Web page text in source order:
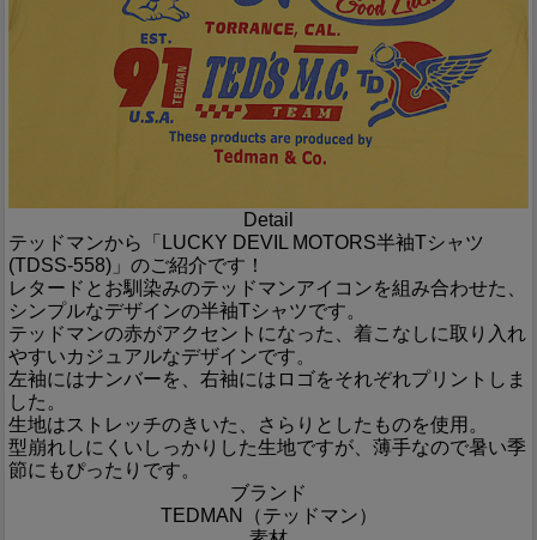
Detail
テッドマンから「LUCKY DEVIL MOTORS半袖Tシャツ
(TDSS-558)」のご紹介です！
レタードとお馴染みのテッドマンアイコンを組み合わせた、
シンプルなデザインの半袖Tシャツです。
テッドマンの赤がアクセントになった、着こなしに取り入れ
やすいカジュアルなデザインです。
左袖にはナンバーを、右袖にはロゴをそれぞれプリントしま
した。
生地はストレッチのきいた、さらりとしたものを使用。
型崩れしにくいしっかりした生地ですが、薄手なので暑い季
節にもぴったりです。
ブランド
TEDMAN（テッドマン）